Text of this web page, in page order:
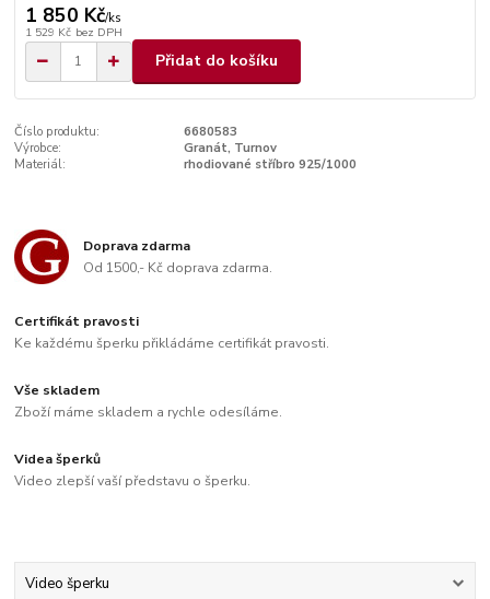
1 850 Kč/ks
1 529 Kč bez DPH
Přidat do košíku
Číslo produktu:
6680583
Výrobce:
Granát, Turnov
Materiál:
rhodiované stříbro 925/1000
Doprava zdarma
Od 1500,- Kč doprava zdarma.
Certifikát pravosti
Ke každému šperku přikládáme certifikát pravosti.
Vše skladem
Zboží máme skladem a rychle odesíláme.
Videa šperků
Video zlepší vaší představu o šperku.
Video šperku